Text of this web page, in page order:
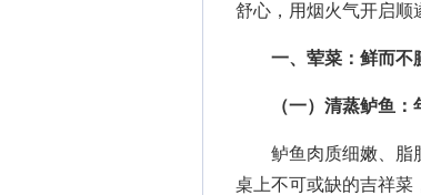
舒心，用烟火气开启顺
一、荤菜：鲜而不
（一）清蒸鲈鱼
鲈鱼肉质细嫩、脂肪
桌上不可或缺的吉祥菜